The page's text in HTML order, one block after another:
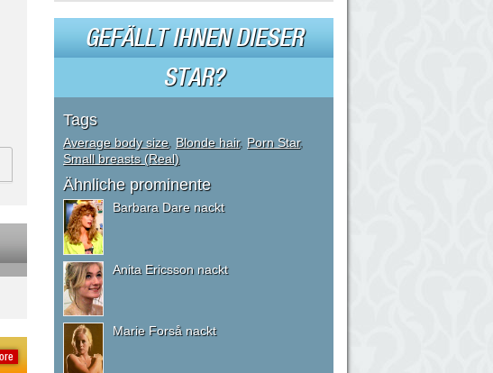
GEFÄLLT IHNEN DIESER
STAR?
Tags
Average body size, Blonde hair, Porn Star,
Small breasts (Real)
Ähnliche prominente
Barbara Dare nackt
Anita Ericsson nackt
Marie Forså nackt